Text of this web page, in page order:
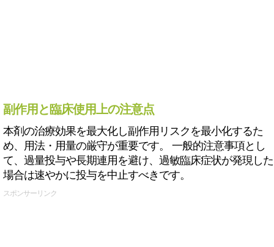
副作用と臨床使用上の注意点
本剤の治療効果を最大化し副作用リスクを最小化するた
め、用法・用量の厳守が重要です。 一般的注意事項とし
て、過量投与や長期連用を避け、過敏臨床症状が発現した
場合は速やかに投与を中止すべきです。
スポンサーリンク